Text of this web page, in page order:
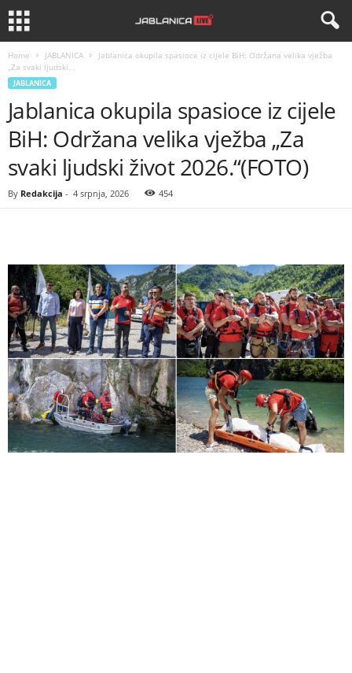
Home JABLANICA
Jablanica okupila spasioce iz cijele BiH: Održana velika vježba
„Za svaki ljudski...
JABLANICA
Jablanica okupila spasioce iz cijele
BiH: Održana velika vježba „Za
svaki ljudski život 2026.“(FOTO)
By Redakcija - 4 srpnja, 2026 454